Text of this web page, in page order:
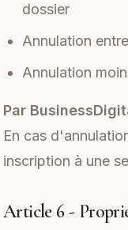
dossier
Annulation
Annulation
Par
En cas
inscription à une
Article 6 -